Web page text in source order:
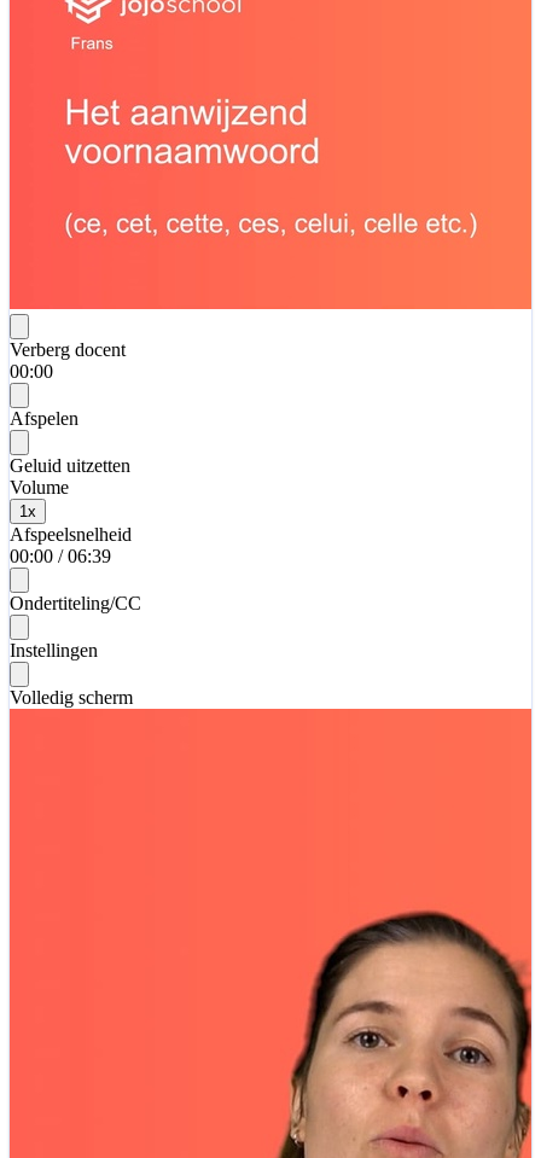
Verberg docent
00:00
Afspelen
Geluid uitzetten
Volume
1 x
Afspeelsnelheid
00:00 / 06:39
Ondertiteling/CC
Instellingen
Volledig scherm